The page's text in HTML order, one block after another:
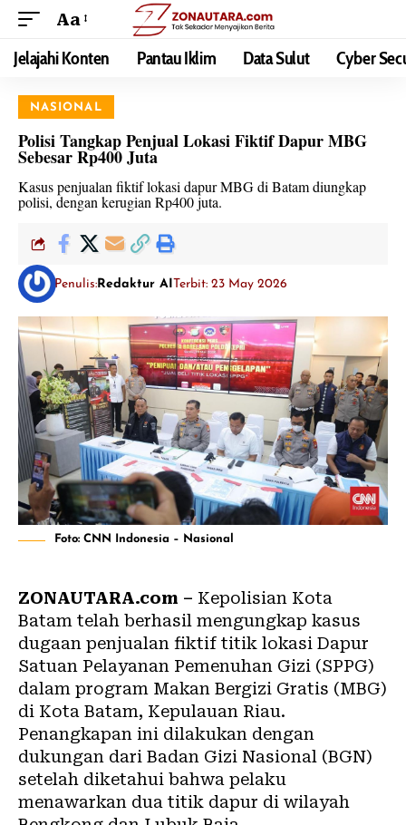
Aa
Jelajahi Konten Pantau Iklim Data Sulut Cyber
NASIONAL
Polisi Tangkap Penjual Lokasi Fiktif Dapur MBG
Sebesar Rp400 Juta
Kasus penjualan fiktif lokasi dapur MBG di Batam diungkap
polisi, dengan kerugian Rp400 juta.
Penulis: Redaktur AITerbit: 23 May 2026
Foto: CNN Indonesia – Nasional
ZONAUTARA.com – Kepolisian Kota
Batam telah berhasil mengungkap kasus
dugaan penjualan fiktif titik lokasi Dapur
Satuan Pelayanan Pemenuhan Gizi (SPPG)
dalam program Makan Bergizi Gratis (MBG)
di Kota Batam, Kepulauan Riau.
Penangkapan ini dilakukan dengan
dukungan dari Badan Gizi Nasional (BGN)
setelah diketahui bahwa pelaku
menawarkan dua titik dapur di wilayah